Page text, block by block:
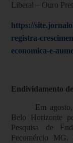
Liberal – Ouro
https://
registra-
economica-e-
Endividamento
Em
Belo Horizonte
Pesquisa de
Fecomércio MG.